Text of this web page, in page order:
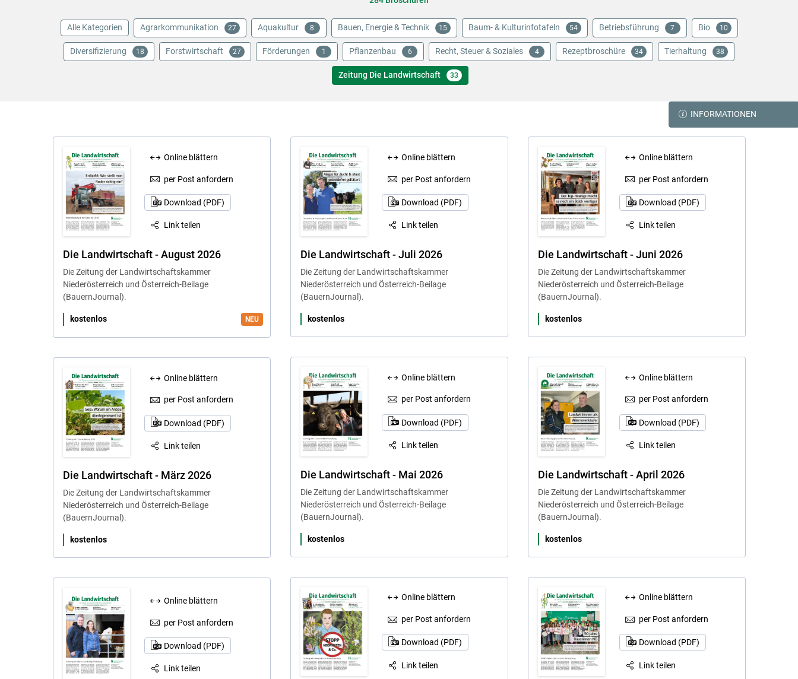
Skip to main content
Alle Kategorien Agrarkommunikation 27 Aquakultur 8 Bauen, Energie & Technik 15 Baum- & Kulturinfotafeln 54 Betriebsführung 7 Bio 10
Diversifizierung 18 Forstwirtschaft 27 Förderungen 1 Pflanzenbau 6 Recht, Steuer & Soziales 4 Rezeptbroschüre 34 Tierhaltung 38
Zeitung Die Landwirtschaft 33
INFORMATIONEN
Online blättern
per Post anfordern
Download (PDF)
Link teilen
Die Landwirtschaft - August 2026
Die Zeitung der Landwirtschaftskammer
Niederösterreich und Österreich-Beilage
(BauernJournal).
kostenlos
Online blättern
per Post anfordern
Download (PDF)
Link teilen
Die Landwirtschaft - Juli 2026
Die Zeitung der Landwirtschaftskammer
Niederösterreich und Österreich-Beilage
(BauernJournal).
kostenlos
Online blättern
per Post anfordern
Download (PDF)
Link teilen
Die Landwirtschaft - Juni 2026
Die Zeitung der Landwirtschaftskammer
Niederösterreich und Österreich-Beilage
(BauernJournal).
kostenlos
Online blättern
per Post anfordern
Download (PDF)
Link teilen
Die Landwirtschaft - Mai 2026
Die Zeitung der Landwirtschaftskammer
Niederösterreich und Österreich-Beilage
(BauernJournal).
kostenlos
Online blättern
per Post anfordern
Download (PDF)
Link teilen
Die Landwirtschaft - April 2026
Die Zeitung der Landwirtschaftskammer
Niederösterreich und Österreich-Beilage
(BauernJournal).
kostenlos
Online blättern
per Post anfordern
Download (PDF)
Link teilen
Die Landwirtschaft - März 2026
Die Zeitung der Landwirtschaftskammer
Niederösterreich und Österreich-Beilage
(BauernJournal).
kostenlos
Online blättern
per Post anfordern
Download (PDF)
Link teilen
Online blättern
per Post anfordern
Download (PDF)
Link teilen
Online blättern
per Post anfordern
Download (PDF)
Link teilen